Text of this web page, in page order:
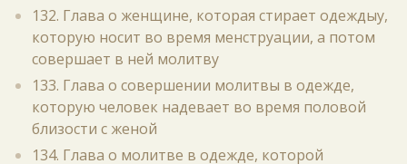
132. Глава о женщине, которая стирает одеждыу,
которую носит во время менструации, а потом
совершает в ней молитву
133. Глава о совершении молитвы в одежде,
которую человек надевает во время половой
близости с женой
134. Глава о молитве в одежде, которой